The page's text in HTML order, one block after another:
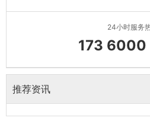
24小时服务
173
推荐资讯